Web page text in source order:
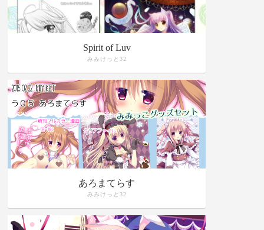
Spirit of Luv
みみけっと32
あろまてらす
みみけっと32